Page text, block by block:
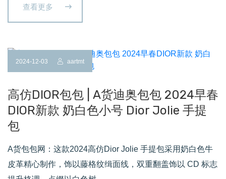
查看更多
2024-12-03 aartmt
高仿DIOR包包 | A货迪奥包包 2024早春
DIOR新款 奶白色小号 Dior Jolie 手提
包
A货包包网：这款2024高仿Dior Jolie 手提包采用奶白色牛
皮革精心制作，饰以藤格纹缉面线，双重翻盖饰以 CD 标志